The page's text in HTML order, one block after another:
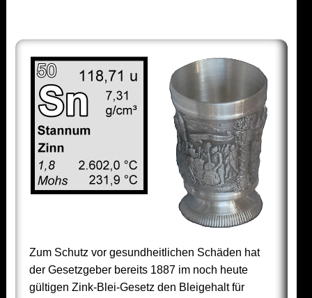
Zum Schutz vor gesundheitlichen Schäden hat
der Gesetzgeber bereits 1887 im noch heute
gültigen Zink-Blei-Gesetz den Bleigehalt für